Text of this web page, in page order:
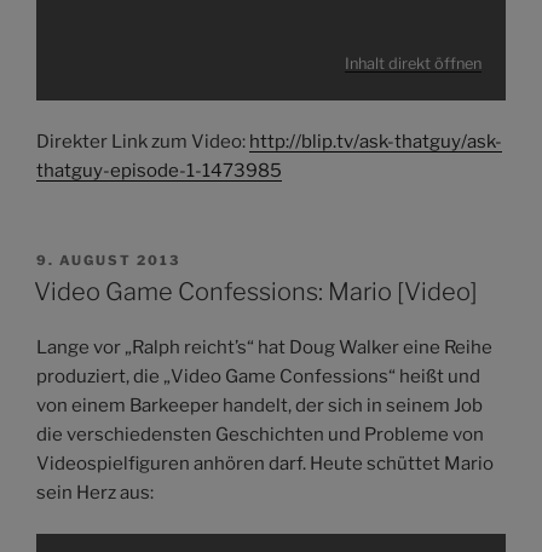
Inhalt direkt öffnen
Direkter Link zum Video: http://blip.tv/ask-thatguy/ask-
thatguy-episode-1-1473985
VERÖFFENTLICHT
AM
9. AUGUST 2013
Video Game Confessions: Mario [Video]
Lange vor „Ralph reicht’s“ hat Doug Walker eine Reihe
produziert, die „Video Game Confessions“ heißt und
von einem Barkeeper handelt, der sich in seinem Job
die verschiedensten Geschichten und Probleme von
Videospielfiguren anhören darf. Heute schüttet Mario
sein Herz aus:
Inhalt